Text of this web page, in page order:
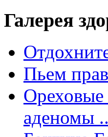
Галерея
Пьем
Ореховые
аденомы